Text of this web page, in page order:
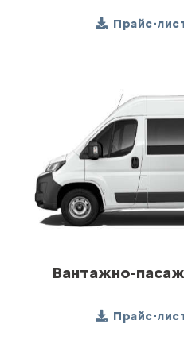
Прайс-
Вантажно-
Прайс-